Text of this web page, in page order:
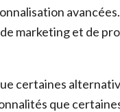
avancées.
marketing et de
certaines
que